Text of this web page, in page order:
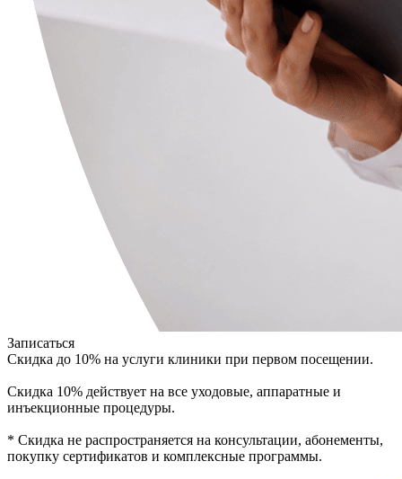
Записаться
Скидка до 10% на услуги клиники при первом посещении.
Скидка 10% действует на все уходовые, аппаратные и
инъекционные процедуры.
* Скидка не распространяется на консультации, абонементы,
покупку сертификатов и комплексные программы.